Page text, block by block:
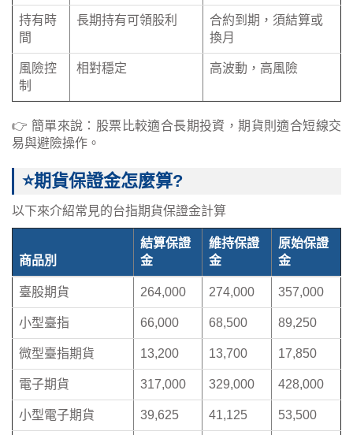
持有時
間
長期持有可領股利
合約到期，須結算或
換月
風險控
制
相對穩定 高波動，高風險
👉 簡單來說：股票比較適合長期投資，期貨則適合短線交
易與避險操作。
⭐期貨保證金怎麼算?
以下來介紹常見的台指期貨保證金計算
商品別
結算保證
金
維持保證
金
原始保證
金
臺股期貨 264,000 274,000 357,000
小型臺指 66,000 68,500 89,250
微型臺指期貨 13,200 13,700 17,850
電子期貨 317,000 329,000 428,000
小型電子期貨 39,625 41,125 53,500